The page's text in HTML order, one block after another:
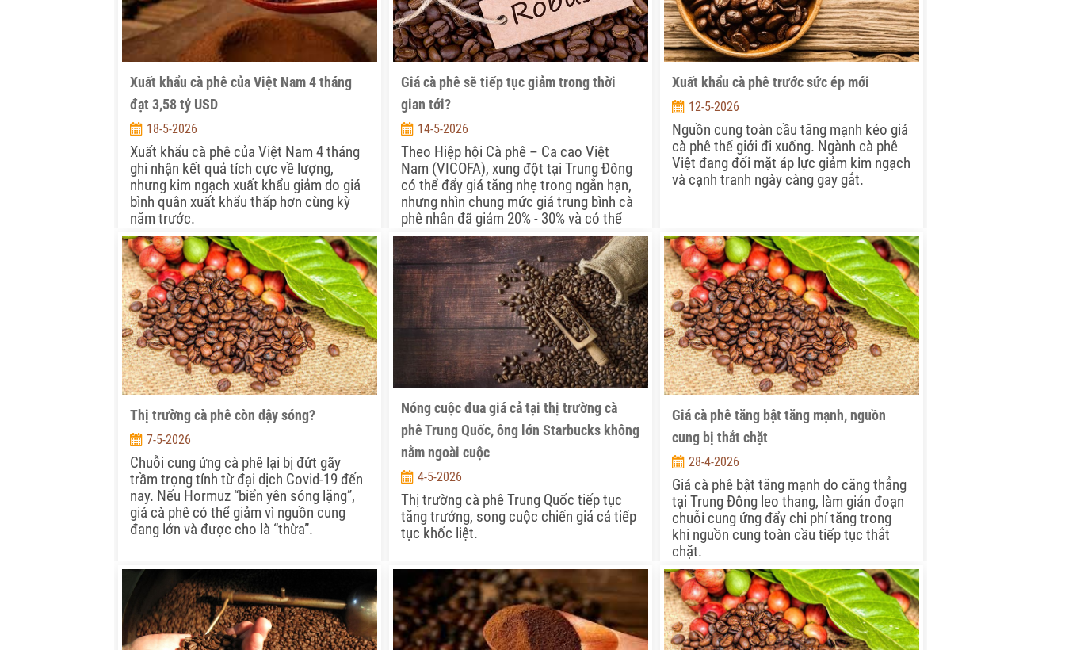
Xuất khẩu cà phê của Việt Nam 4 tháng
đạt 3,58 tỷ USD
18-5-2026
Xuất khẩu cà phê của Việt Nam 4 tháng
ghi nhận kết quả tích cực về lượng,
nhưng kim ngạch xuất khẩu giảm do giá
bình quân xuất khẩu thấp hơn cùng kỳ
năm trước.
Giá cà phê sẽ tiếp tục giảm trong thời
gian tới?
14-5-2026
Theo Hiệp hội Cà phê – Ca cao Việt
Nam (VICOFA), xung đột tại Trung Đông
có thể đẩy giá tăng nhẹ trong ngắn hạn,
nhưng nhìn chung mức giá trung bình cà
phê nhân đã giảm 20% - 30% và có thể
giảm hơn nữa so với năm 2025.
Xuất khẩu cà phê trước sức ép mới
12-5-2026
Nguồn cung toàn cầu tăng mạnh kéo giá
cà phê thế giới đi xuống. Ngành cà phê
Việt đang đối mặt áp lực giảm kim ngạch
và cạnh tranh ngày càng gay gắt.
Thị trường cà phê còn dậy sóng?
7-5-2026
Chuỗi cung ứng cà phê lại bị đứt gãy
trầm trọng tính từ đại dịch Covid-19 đến
nay. Nếu Hormuz “biển yên sóng lặng”,
giá cà phê có thể giảm vì nguồn cung
đang lớn và được cho là “thừa”.
Nóng cuộc đua giá cả tại thị trường cà
phê Trung Quốc, ông lớn Starbucks không
nằm ngoài cuộc
4-5-2026
Thị trường cà phê Trung Quốc tiếp tục
tăng trưởng, song cuộc chiến giá cả tiếp
tục khốc liệt.
Giá cà phê tăng bật tăng mạnh, nguồn
cung bị thắt chặt
28-4-2026
Giá cà phê bật tăng mạnh do căng thẳng
tại Trung Đông leo thang, làm gián đoạn
chuỗi cung ứng đẩy chi phí tăng trong
khi nguồn cung toàn cầu tiếp tục thắt
chặt.